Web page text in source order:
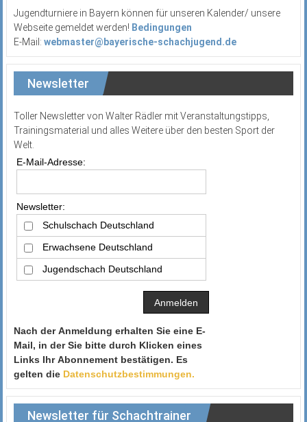
Jugendturniere in Bayern können für unseren Kalender/ unsere
Webseite gemeldet werden! Bedingungen
E-Mail: webmaster@bayerische-schachjugend.de
Newsletter
Toller Newsletter von Walter Rädler mit Veranstaltungstipps,
Trainingsmaterial und alles Weitere über den besten Sport der
Welt.
E-Mail-Adresse:
Newsletter:
Schulschach Deutschland
Erwachsene Deutschland
Jugendschach Deutschland
Nach der Anmeldung erhalten Sie eine E-
Mail, in der Sie bitte durch Klicken eines
Links Ihr Abonnement bestätigen. Es
gelten die Datenschutzbestimmungen.
Newsletter für Schachtrainer